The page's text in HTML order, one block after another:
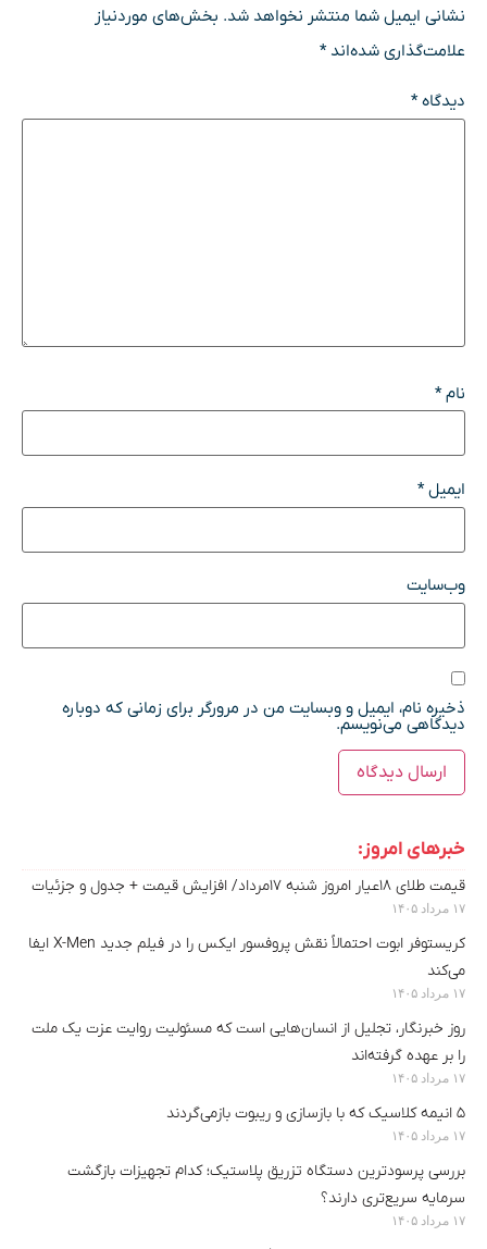
نشانی ایمیل شما منتشر نخواهد شد. بخش‌های موردنیاز
علامت‌گذاری شده‌اند*
دیدگاه*
نام*
ایمیل*
وب‌سایت
ذخیره نام، ایمیل و وبسایت من در مرورگر برای زمانی که دوباره
دیدگاهی می‌نویسم.
خبرهای امروز:
قیمت طلای ۱۸عیار امروز شنبه ۱۷مرداد/ افزایش قیمت + جدول و جزئیات
۱۷ مرداد ۱۴۰۵
کریستوفر ابوت احتمالاً نقش پروفسور ایکس را در فیلم جدید X-Men ایفا
می‌کند
۱۷ مرداد ۱۴۰۵
روز خبرنگار، تجلیل از انسان‌هایی است که مسئولیت روایت عزت یک ملت
را بر عهده گرفته‌اند
۱۷ مرداد ۱۴۰۵
۵ انیمه کلاسیک که با بازسازی‌ و ریبوت بازمی‌گردند
۱۷ مرداد ۱۴۰۵
بررسی پرسودترین دستگاه تزریق پلاستیک؛ کدام تجهیزات بازگشت
سرمایه سریع‌تری دارند؟
۱۷ مرداد ۱۴۰۵